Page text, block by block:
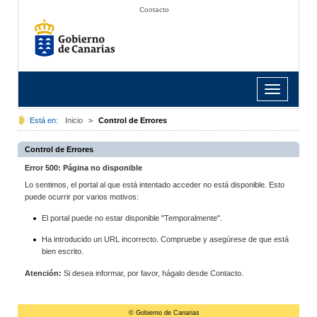
Contacto
Toggle
navigation
Está en: Inicio > Control de Errores
Control de Errores
Error 500: Página no disponible
Lo sentimos, el portal al que está intentado acceder no está disponible. Esto
puede ocurrir por varios motivos:
El portal puede no estar disponible "Temporalmente".
Ha introducido un URL incorrecto. Compruebe y asegúrese de que está
bien escrito.
Atención: Si desea informar, por favor, hágalo desde Contacto.
© Gobierno de Canarias